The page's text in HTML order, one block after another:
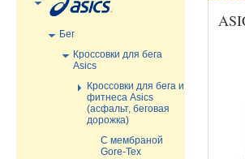
Бег
Кроссовки для бега
Asics
Кроссовки для бега и
фитнеса Asics
(асфальт, беговая
дорожка)
С мембраной
Gore-Tex